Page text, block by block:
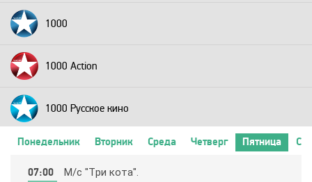
1000
1000 Action
1000 Русское кино
Понедельник Вторник Среда Четверг Пятница
07:00 М/c "Тpи кoтa".